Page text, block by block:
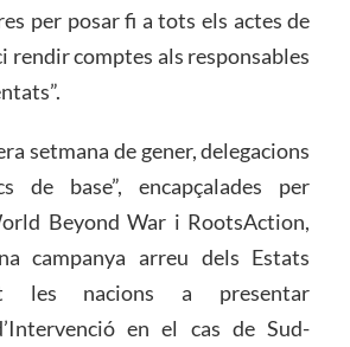
per posar fi a tots els actes de
rendir comptes als responsables
setmana de gener, delegacions
de base”, encapçalades per
Beyond War i RootsAction,
campanya arreu dels Estats
les nacions a presentar
en el cas de Sud-